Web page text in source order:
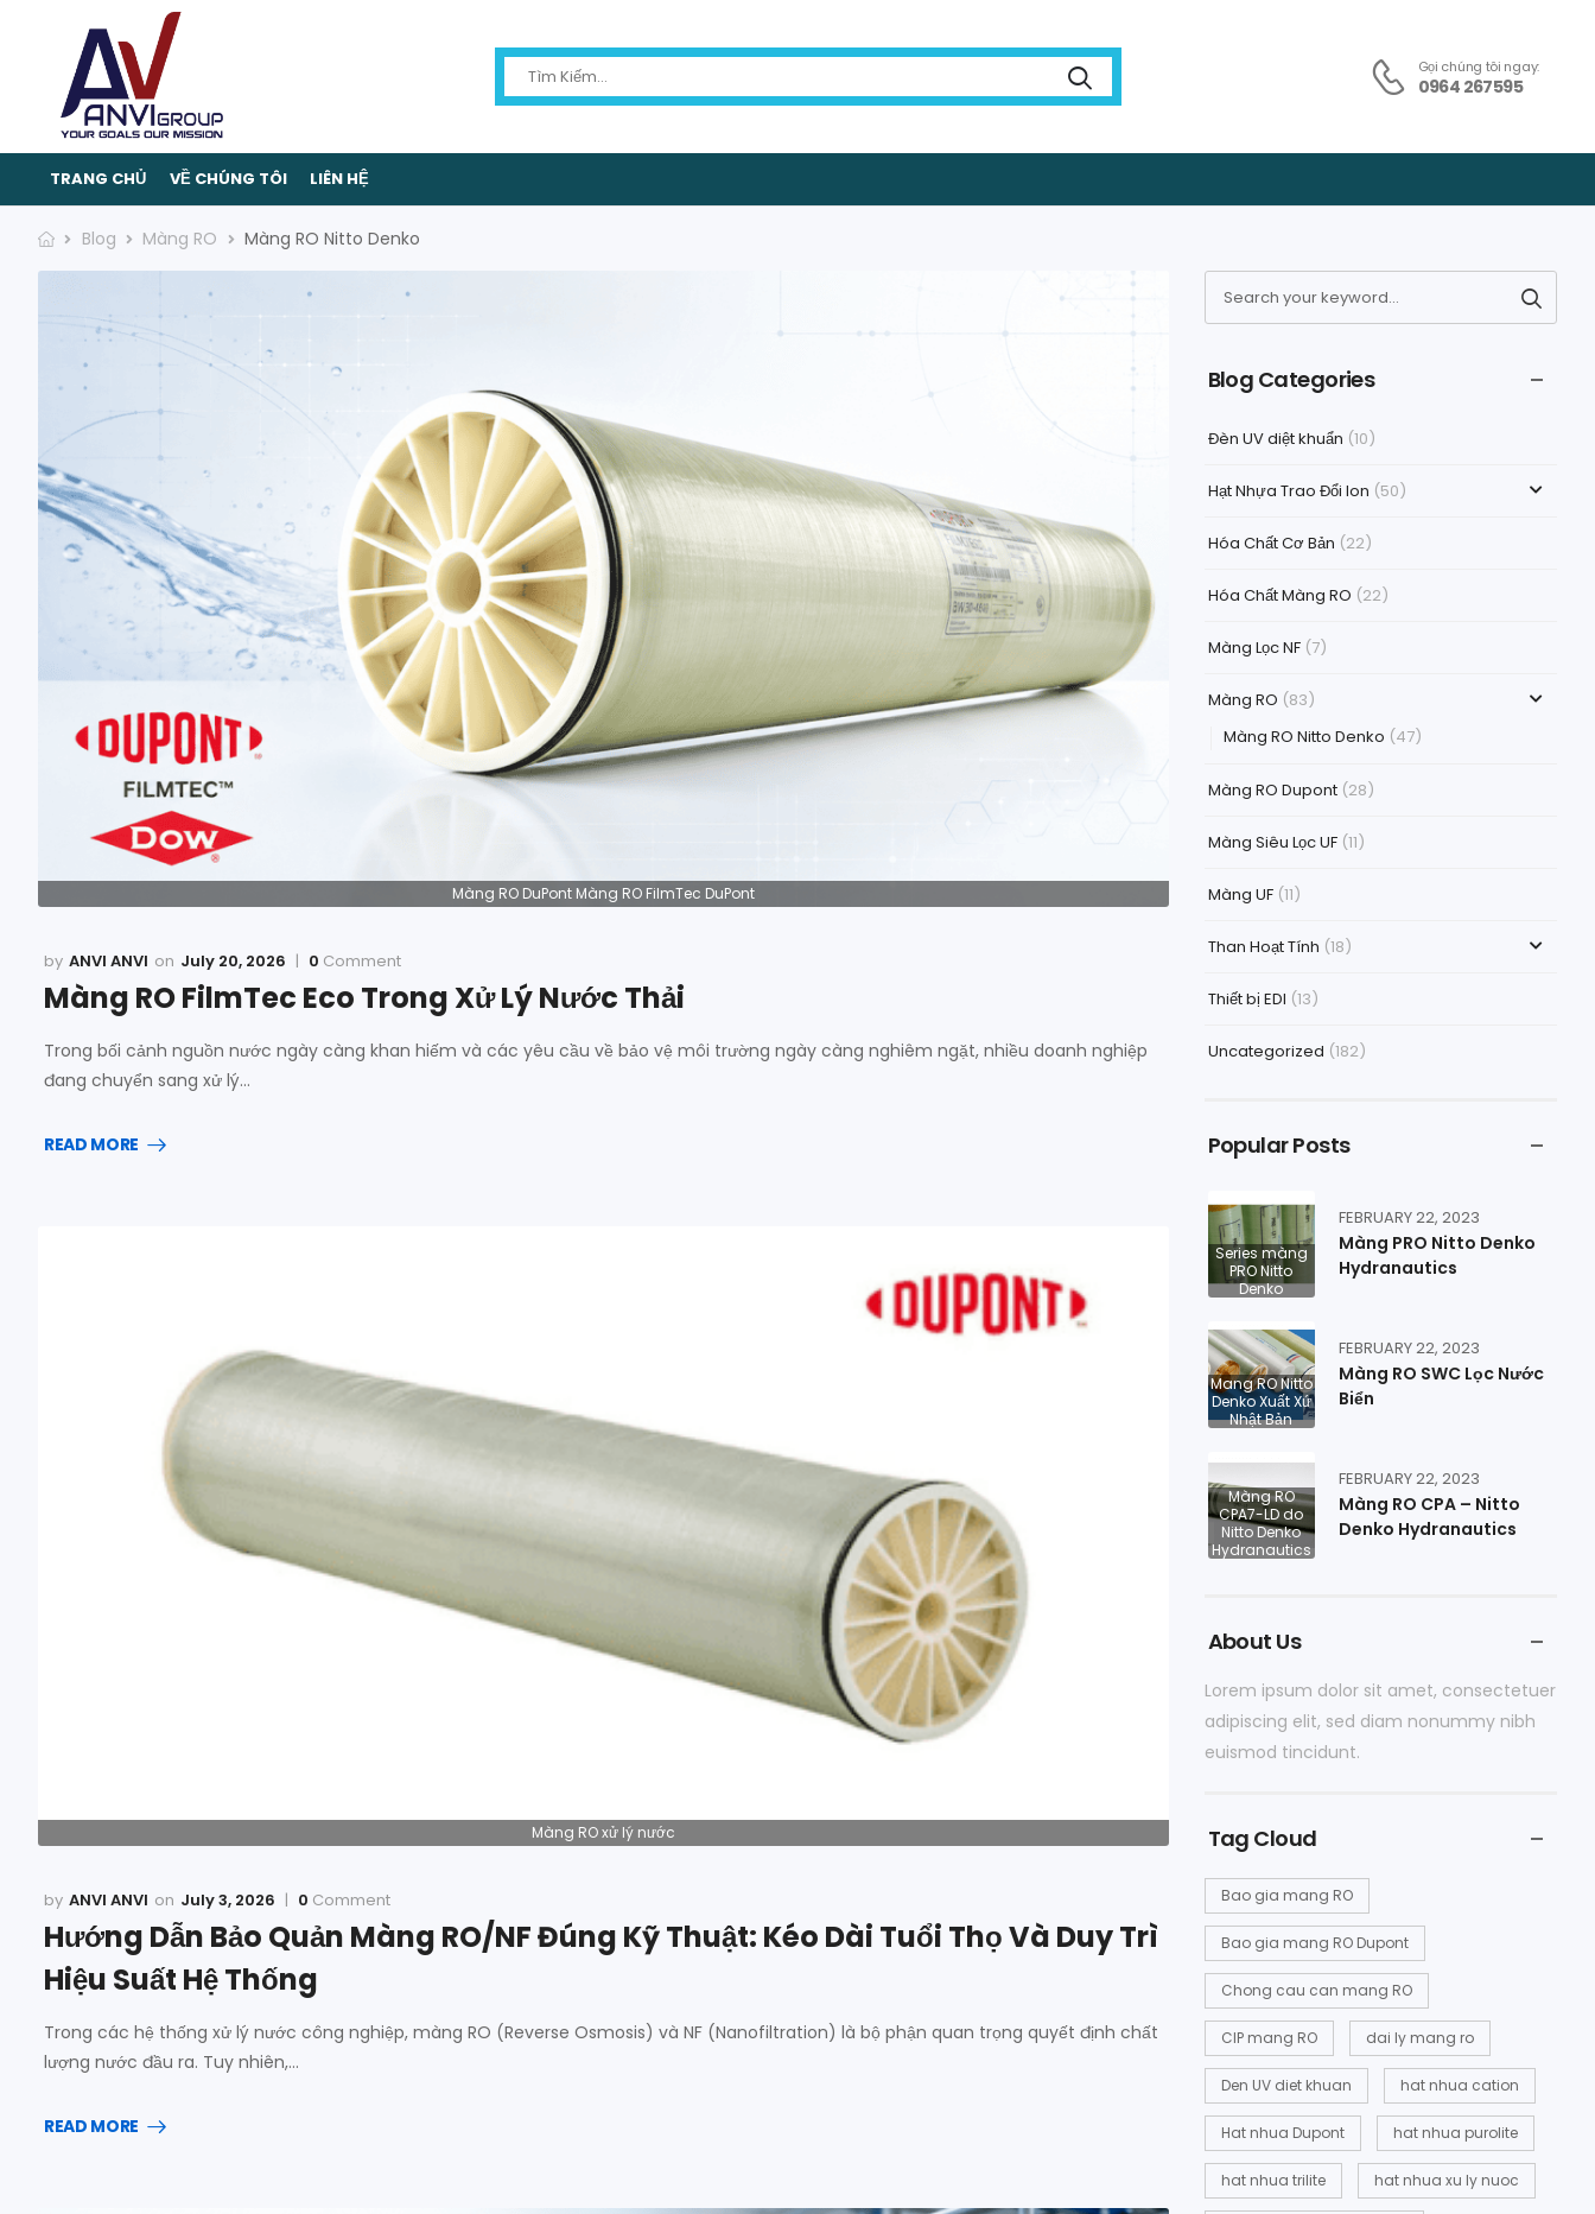
Gọi chúng tôi ngay:
0964 267595
TRANG CHỦ VỀ CHÚNG TÔI LIÊN HỆ
Blog Màng RO Màng RO Nitto Denko
Màng RO DuPont Màng RO FilmTec DuPont
ANVI ANVI July 20, 2026 0 Comment
Màng RO FilmTec Eco Trong Xử Lý Nước Thải
Trong bối cảnh nguồn nước ngày càng khan hiếm và các yêu cầu về bảo vệ môi trường ngày càng nghiêm ngặt, nhiều doanh nghiệp
đang chuyển sang xử lý…
READ MORE
Màng RO xử lý nước
ANVI ANVI July 3, 2026 0 Comment
Hướng Dẫn Bảo Quản Màng RO/NF Đúng Kỹ Thuật: Kéo Dài Tuổi Thọ Và Duy Trì
Hiệu Suất Hệ Thống
Trong các hệ thống xử lý nước công nghiệp, màng RO (Reverse Osmosis) và NF (Nanofiltration) là bộ phận quan trọng quyết định chất
lượng nước đầu ra. Tuy nhiên,…
READ MORE
Blog Categories
Đèn UV diệt khuẩn (10)
Hạt Nhựa Trao Đổi Ion (50)
Hóa Chất Cơ Bản (22)
Hóa Chất Màng RO (22)
Màng Lọc NF(7)
Màng RO (83)
Màng RO Nitto Denko (47)
Màng RO Dupont(28)
Màng Siêu Lọc UF(11)
Màng UF(11)
Than Hoạt Tính (18)
Thiết bị EDI (13)
Uncategorized (182)
Popular Posts
Series màng
PRO Nitto
Denko
FEBRUARY 22, 2023
Màng PRO Nitto Denko
Hydranautics
Mang RO Nitto
Denko Xuất Xứ
Nhật Bản
FEBRUARY 22, 2023
Màng RO SWC Lọc Nước
Biển
Màng RO
CPA7-LD do
Nitto Denko
Hydranautics
FEBRUARY 22, 2023
Màng RO CPA – Nitto
Denko Hydranautics
About Us
Lorem ipsum dolor sit amet, consectetuer
adipiscing elit, sed diam nonummy nibh
euismod tincidunt.
Tag Cloud
Bao gia mang RO
Bao gia mang RO Dupont
Chong cau can mang RO
CIP mang RO dai ly mang ro
Den UV diet khuan hat nhua cation
Hat nhua Dupont hat nhua purolite
hat nhua trilite hat nhua xu ly nuoc